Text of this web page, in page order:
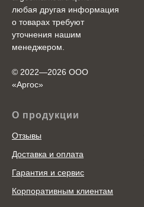
любая другая информация
о товарах требуют
уточнения нашим
менеджером.
© 2022—2026 ООО
«Аргоc»
О продукции
Отзывы
Доставка и оплата
Гарантия и сервис
Корпоративным клиентам